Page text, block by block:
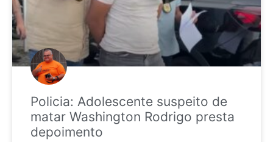
Policia: Adolescente suspeito de
matar Washington Rodrigo presta
depoimento